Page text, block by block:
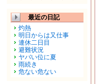
最近の日記
灼熱
明日からは又仕事
連休二日目
避難状況
ヤバい位に夏
雨続き
危ない危ない